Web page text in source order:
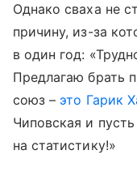
Однако сваха не
причину, из-за
в один год:
Предлагаю брать
союз – это Гарик
Чиповская и
на статистику!»